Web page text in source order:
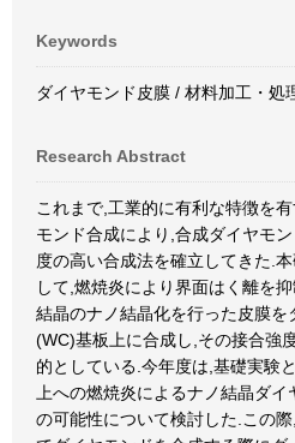
Keywords
ダイヤモンド皮膜 / 材料加工・処
Research Abstract
これまで,工業的に有利な特徴を
モンド合成により,合成ダイヤモ
度の高い合成法を確立してきた.
して,燃焼炎により界面はく離を
結晶のナノ結晶化を行った皮膜を
(WC)基板上に合成し,その接合強
的としている.今年度は,基礎実験
上への燃焼炎によるナノ結晶ダ
の可能性について検討した.この